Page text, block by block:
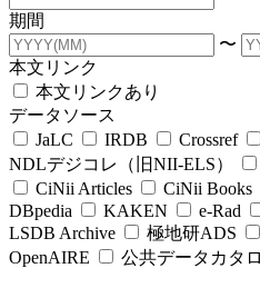
期間
〜
本文リンク
本文リンクあり
データソース
JaLC
IRDB Crossref
NDLデジコレ（旧NII-ELS）
CiNii Articles
CiNii Books
DBpedia
KAKEN e-Rad
LSDB Archive
極地研ADS
OpenAIRE
公共データカタ